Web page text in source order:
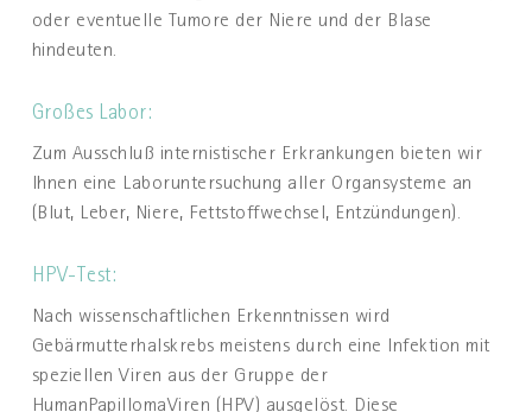
oder eventuelle Tumore der Niere und der Blase
hindeuten.
Großes Labor:
Zum Ausschluß internistischer Erkrankungen bieten wir
Ihnen eine Laboruntersuchung aller Organsysteme an
(Blut, Leber, Niere, Fettstoffwechsel, Entzündungen).
HPV-Test:
Nach wissenschaftlichen Erkenntnissen wird
Gebärmutterhalskrebs meistens durch eine Infektion mit
speziellen Viren aus der Gruppe der
HumanPapillomaViren (HPV) ausgelöst. Diese